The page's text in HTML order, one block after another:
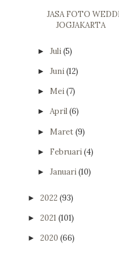
JASA FOTO
JOGJAKARTA
► Juli(5)
► Juni(12)
► Mei(7)
► April(6)
► Maret(9)
► Februari(4)
► Januari(10)
► 2022 (93)
► 2021 (101)
► 2020 (66)